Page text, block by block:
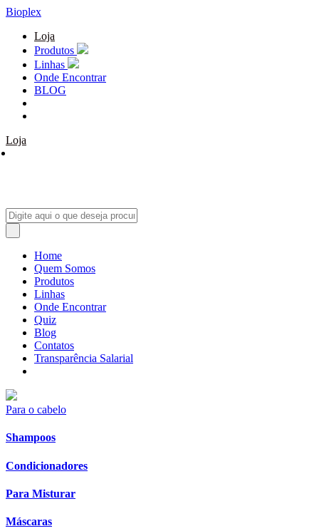
Bioplex
Loja
Produtos
Linhas
Onde Encontrar
BLOG
Loja
Home
Quem Somos
Produtos
Linhas
Onde Encontrar
Quiz
Blog
Contatos
Transparência Salarial
Para o cabelo
Shampoos
Condicionadores
Para Misturar
Máscaras